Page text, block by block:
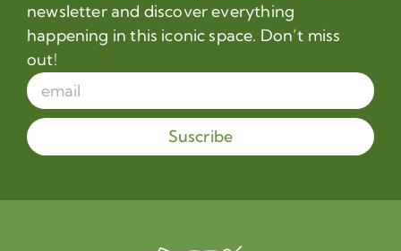
newsletter and discover everything
happening in this iconic space. Don’t miss
out!
Suscribe